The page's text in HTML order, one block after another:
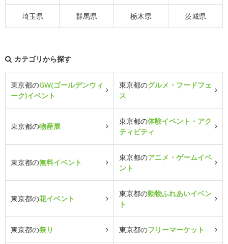
埼玉県 群馬県 栃木県 茨城県
カテゴリから探す
東京都のGW(ゴールデンウィ
ーク)イベント
東京都のグルメ・フードフェ
ス
東京都の物産展
東京都の体験イベント・アク
ティビティ
東京都の無料イベント
東京都のアニメ・ゲームイベ
ント
東京都の花イベント
東京都の動物ふれあいイベン
ト
東京都の祭り 東京都のフリーマーケット